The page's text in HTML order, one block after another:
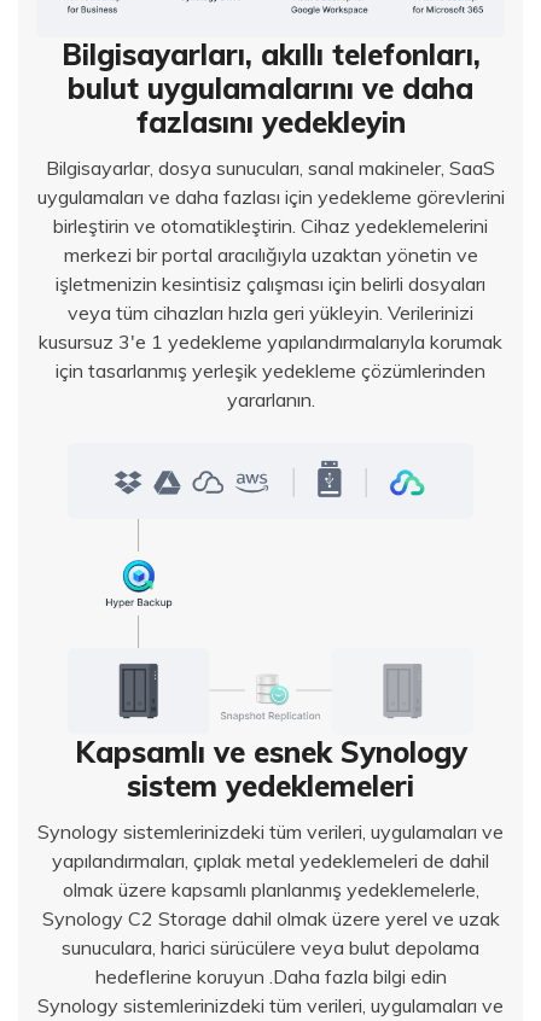
Bilgisayarları, akıllı telefonları,
bulut uygulamalarını ve daha
fazlasını yedekleyin
Bilgisayarlar, dosya sunucuları, sanal makineler, SaaS
uygulamaları ve daha fazlası için yedekleme görevlerini
birleştirin ve otomatikleştirin. Cihaz yedeklemelerini
merkezi bir portal aracılığıyla uzaktan yönetin ve
işletmenizin kesintisiz çalışması için belirli dosyaları
veya tüm cihazları hızla geri yükleyin. Verilerinizi
kusursuz 3'e 1 yedekleme yapılandırmalarıyla korumak
için tasarlanmış yerleşik yedekleme çözümlerinden
yararlanın.
Kapsamlı ve esnek Synology
sistem yedeklemeleri
Synology sistemlerinizdeki tüm verileri, uygulamaları ve
yapılandırmaları, çıplak metal yedeklemeleri de dahil
olmak üzere kapsamlı planlanmış yedeklemelerle,
Synology C2 Storage dahil olmak üzere yerel ve uzak
sunuculara, harici sürücülere veya bulut depolama
hedeflerine koruyun .Daha fazla bilgi edin
Synology sistemlerinizdeki tüm verileri, uygulamaları ve